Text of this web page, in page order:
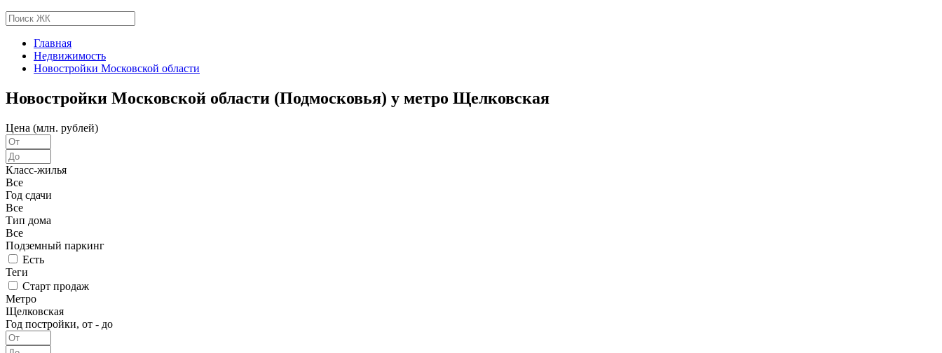
Главная
Недвижимость
Новостройки Московской области
Новостройки Московской области (Подмосковья) у метро Щелковская
Цена (млн. рублей)
Класс-жилья
Все
Год сдачи
Все
Тип дома
Все
Подземный паркинг
Есть
Теги
Старт продаж
Метро
Щелковская
Год постройки, от - до